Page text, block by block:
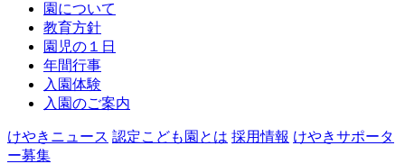
園について
教育方針
園児の１日
年間行事
入園体験
入園のご案内
けやきニュース 認定こども園とは 採用情報 けやきサポータ
ー募集